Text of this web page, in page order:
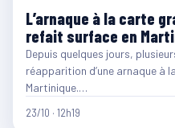
L’arnaque à la carte
refait surface en
Depuis quelques jours,
réapparition d’une arnaque à
Martinique.…
23/10 · 12h19